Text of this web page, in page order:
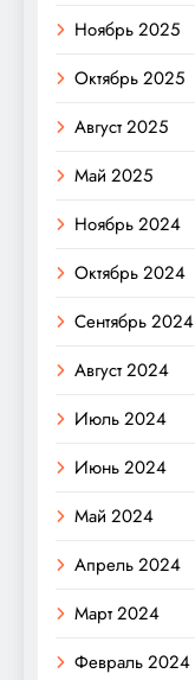
Ноябрь 2025
Октябрь 2025
Август 2025
Май 2025
Ноябрь 2024
Октябрь 2024
Сентябрь 2024
Август 2024
Июль 2024
Июнь 2024
Май 2024
Апрель 2024
Март 2024
Февраль 2024